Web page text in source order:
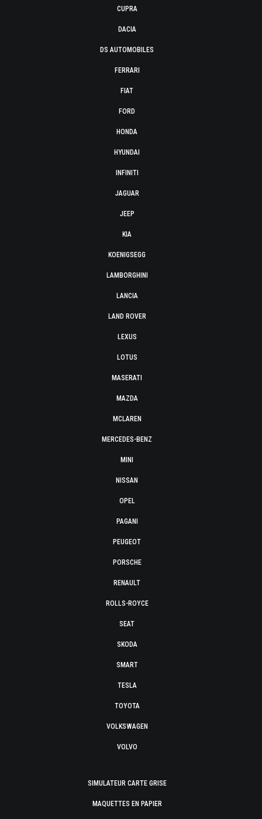
CUPRA
DACIA
DS AUTOMOBILES
FERRARI
FIAT
FORD
HONDA
HYUNDAI
INFINITI
JAGUAR
JEEP
KIA
KOENIGSEGG
LAMBORGHINI
LANCIA
LAND ROVER
LEXUS
LOTUS
MASERATI
MAZDA
MCLAREN
MERCEDES-BENZ
MINI
NISSAN
OPEL
PAGANI
PEUGEOT
PORSCHE
RENAULT
ROLLS-ROYCE
SEAT
SKODA
SMART
TESLA
TOYOTA
VOLKSWAGEN
VOLVO
SIMULATEUR CARTE GRISE
MAQUETTES EN PAPIER